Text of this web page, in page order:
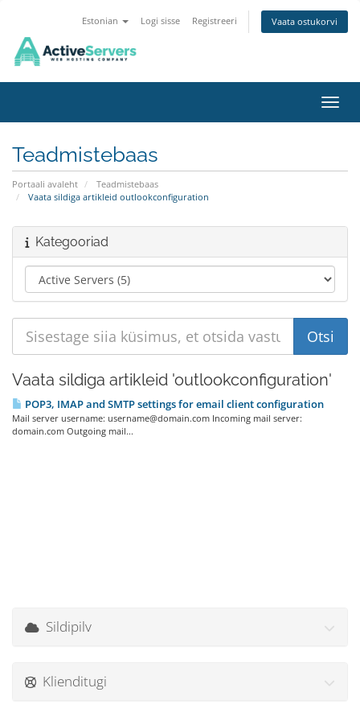
Estonian Logi sisse Registreeri Vaata ostukorvi
Teadmistebaas
Portaali avaleht
Teadmistebaas
Vaata sildiga artikleid outlookconfiguration
Kategooriad
Vaata sildiga artikleid 'outlookconfiguration'
POP3, IMAP and SMTP settings for email client configuration
Mail server username: username@domain.com Incoming mail server:
domain.com Outgoing mail...
Sildipilv
Klienditugi